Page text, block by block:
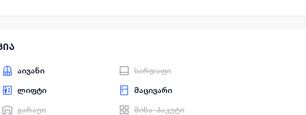
აივანი სარდაფი
ლიფტი მაცივარი
გარაჟი მინა-პაკეტი